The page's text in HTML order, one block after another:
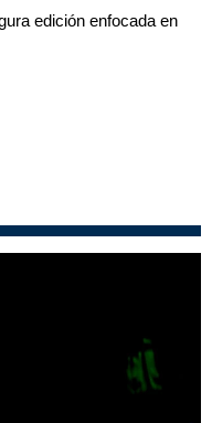
edición enfocada en